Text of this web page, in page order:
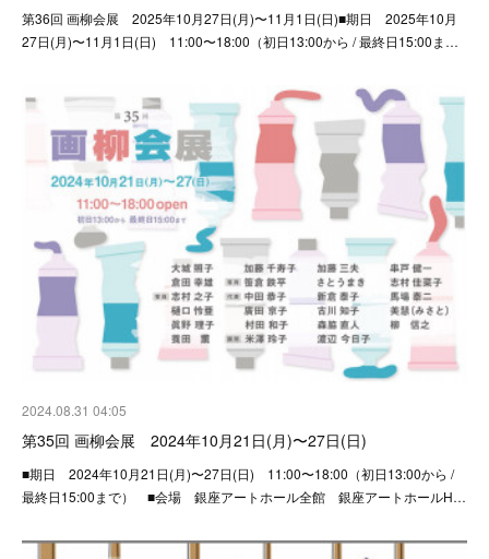
第36回 画柳会展 2025年10月27日(月)〜11月1日(日)■期日 2025年10月
27日(月)〜11月1日(日) 11:00〜18:00（初日13:00から / 最終日15:00ま…
2024.08.31 04:05
第35回 画柳会展 2024年10月21日(月)〜27日(日)
■期日 2024年10月21日(月)〜27日(日) 11:00〜18:00（初日13:00から /
最終日15:00まで） ■会場 銀座アートホール全館 銀座アートホールH…